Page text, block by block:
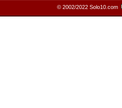
© 2002/2022 Solo10.com